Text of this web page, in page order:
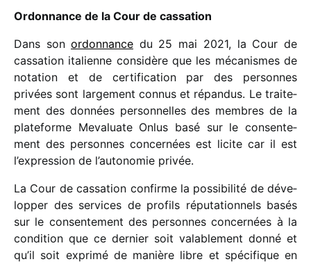
Ordonnance de la Cour de cassation
Dans son ordon­nance du 25 mai 2021, la Cour de
cassa­tion italienne consi­dère que les méca­nismes de
nota­tion et de certi­fi­ca­tion par des personnes
privées sont large­ment connus et répan­dus. Le trai­te­
ment des données person­nelles des membres de la
plate­forme Mevaluate Onlus basé sur le consen­te­
ment des personnes concer­nées est licite car il est
l’ex­pres­sion de l’au­to­no­mie privée.
La Cour de cassa­tion confirme la possi­bi­lité de déve­
lop­per des services de profils répu­ta­tion­nels basés
sur le consen­te­ment des personnes concer­nées à la
condi­tion que ce dernier soit vala­ble­ment donné et
qu’il soit exprimé de manière libre et spéci­fique en